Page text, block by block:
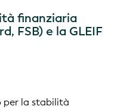
finanziaria
FSB) e la GLEIF
per la stabilità